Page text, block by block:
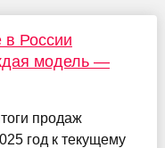
России
модель —
продаж
год к текущему